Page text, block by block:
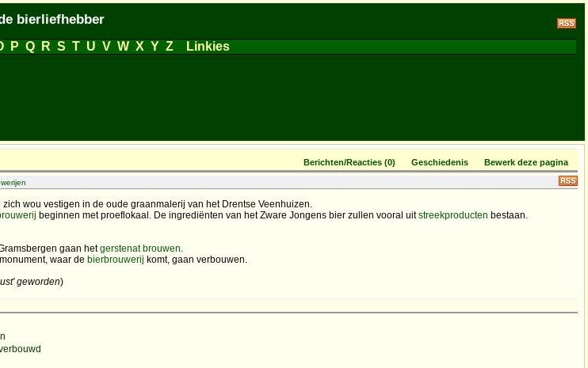
bierliefhebber
P Q R S T U V W X Y Z Linkies
Berichten/Reacties (0) Geschiedenis Bewerk deze pagina
zich wou vestigen in de oude graanmalerij van het Drentse Veenhuizen.
beginnen met proeflokaal. De ingrediënten van het Zware Jongens bier zullen vooral uitstreekproducten bestaan.
gaan hetgerstenat brouwen.
waar de bierbrouwerij komt, gaan verbouwen.
geworden)